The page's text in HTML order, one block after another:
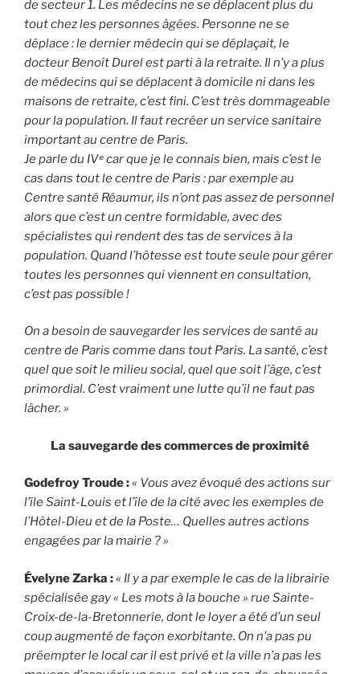
de secteur 1. Les médecins ne se déplacent plus du
tout chez les personnes âgées. Personne ne se
déplace : le dernier médecin qui se déplaçait, le
docteur Benoît Durel est parti à la retraite. Il n’y a plus
de médecins qui se déplacent à domicile ni dans les
maisons de retraite, c’est fini. C’est très dommageable
pour la population. Il faut recréer un service sanitaire
important au centre de Paris.
Je parle du IVᵉ car que je le connais bien, mais c’est le
cas dans tout le centre de Paris : par exemple au
Centre santé Réaumur, ils n’ont pas assez de personnel
alors que c’est un centre formidable, avec des
spécialistes qui rendent des tas de services à la
population. Quand l’hôtesse est toute seule pour gérer
toutes les personnes qui viennent en consultation,
c’est pas possible !
On a besoin de sauvegarder les services de santé au
centre de Paris comme dans tout Paris. La santé, c’est
quel que soit le milieu social, quel que soit l’âge, c’est
primordial. C’est vraiment une lutte qu’il ne faut pas
lâcher. »
La sauvegarde des commerces de proximité
Godefroy Troude :« Vous avez évoqué des actions sur
l’île Saint-Louis et l’île de la cité avec les exemples de
l’Hôtel-Dieu et de la Poste… Quelles autres actions
engagées par la mairie ? »
Évelyne Zarka :« Il y a par exemple le cas de la librairie
spécialisée gay « Les mots à la bouche » rue Sainte-
Croix-de-la-Bretonnerie, dont le loyer a été d’un seul
coup augmenté de façon exorbitante. On n’a pas pu
préempter le local car il est privé et la ville n’a pas les